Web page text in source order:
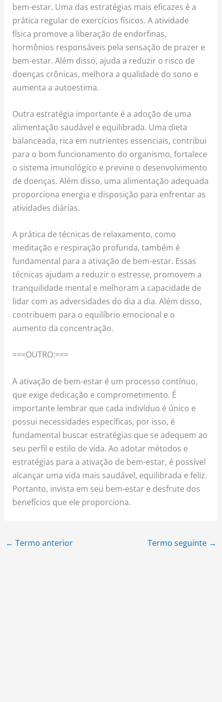
bem-estar. Uma das estratégias mais eficazes é a
prática regular de exercícios físicos. A atividade
física promove a liberação de endorfinas,
hormônios responsáveis pela sensação de prazer e
bem-estar. Além disso, ajuda a reduzir o risco de
doenças crônicas, melhora a qualidade do sono e
aumenta a autoestima.
Outra estratégia importante é a adoção de uma
alimentação saudável e equilibrada. Uma dieta
balanceada, rica em nutrientes essenciais, contribui
para o bom funcionamento do organismo, fortalece
o sistema imunológico e previne o desenvolvimento
de doenças. Além disso, uma alimentação adequada
proporciona energia e disposição para enfrentar as
atividades diárias.
A prática de técnicas de relaxamento, como
meditação e respiração profunda, também é
fundamental para a ativação de bem-estar. Essas
técnicas ajudam a reduzir o estresse, promovem a
tranquilidade mental e melhoram a capacidade de
lidar com as adversidades do dia a dia. Além disso,
contribuem para o equilíbrio emocional e o
aumento da concentração.
===OUTRO:===
A ativação de bem-estar é um processo contínuo,
que exige dedicação e comprometimento. É
importante lembrar que cada indivíduo é único e
possui necessidades específicas, por isso, é
fundamental buscar estratégias que se adequem ao
seu perfil e estilo de vida. Ao adotar métodos e
estratégias para a ativação de bem-estar, é possível
alcançar uma vida mais saudável, equilibrada e feliz.
Portanto, invista em seu bem-estar e desfrute dos
benefícios que ele proporciona.
← Termo anterior Termo seguinte →